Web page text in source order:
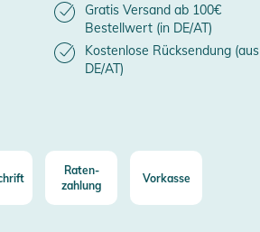
Gratis Versand ab 100€
Bestellwert (in DE/AT)
Kostenlose Rücksendung (aus
DE/AT)
Raten-
zahlung
Vorkasse